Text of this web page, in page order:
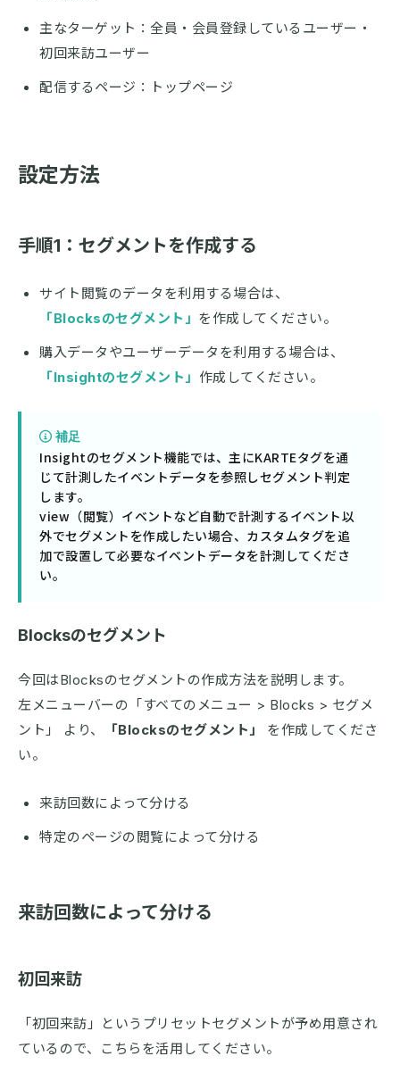
主なターゲット：全員・会員登録しているユーザー・
初回来訪ユーザー
配信するページ：トップページ
設定方法
手順1：セグメントを作成する
サイト閲覧のデータを利用する場合は、
「Blocksのセグメント」 を作成してください。
購入データやユーザーデータを利用する場合は、
「Insightのセグメント」 作成してください。
補足
Insightのセグメント機能では、主にKARTEタグを通
じて計測したイベントデータを参照しセグメント判定
します。
view（閲覧）イベントなど自動で計測するイベント以
外でセグメントを作成したい場合、カスタムタグを追
加で設置して必要なイベントデータを計測してくださ
い。
Blocksのセグメント
今回はBlocksのセグメントの作成方法を説明します。
左メニューバーの「すベてのメニュー > Blocks > セグメ
ント」 より、
「Blocksのセグメント」
を作成してくださ
い。
来訪回数によって分ける
特定のページの閲覧によって分ける
来訪回数によって分ける
初回来訪
「初回来訪」というプリセットセグメントが予め用意され
ているので、こちらを活用してください。